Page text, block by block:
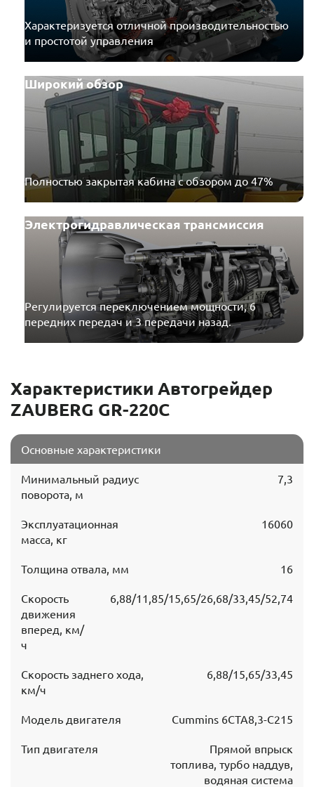
экономичным расходом горючего. Объем топливного
бака — 370 л.
Трансмиссия электрогидравлического типа 6WG180 с
технологией ZF обеспечивает удобное переключение
между 6 передними и 3 задними скоростями всего
одним рычагом. Гидравлический и механический
барабанные тормоза с разжимными колодками
установлены в качестве рабочего и стояночного.
В стандартной комплектации ZAUBERG GR-220C
предусмотрен отвал длиной 4320 мм, кирковщик и
рыхлитель. Глубина грейдирования — до 535 мм,
подъем отвала над уровнем грунта — до 410 мм с
возможным углом наклона до 90°, углом резания от
29° до 77°, боковым смещением до 815 мм в обе
Основные габариты техники: (ДхШхВ):
8950х2600х3420 мм, вес —15,8 т. Колесная база: 6100
мм, ширина колеи: 2120 мм. Установлены шины 17,5-
25-12PR (возможна замена на 13,00-24-12PR).
Максимальная скорость при движении вперед —52, 7
кондиционером. Широкий обзор на 47%
обеспечивает удобство и безопасность манипуляций.
автоматическое выравнивающее устройство и система
защиты кабины от опрокидывания ROPS Frame.
На грейдер ZAUBERG GR-220C предусмотрена гарантия
производителя 12 месяцев или 2000 моточасов
самостоятельно, в сервисных центрах бренда или
через вызов выездных бригад. Комплектующие и
ZAUBERG.
Характеризуется отличной производительностью
и простотой управления
Широкий обзор
Полностью закрытая кабина с обзором до 47%
Электрогидравлическая трансмиссия
Регулируется переключением мощности, 6
передних передач и 3 передачи назад.
Характеристики Автогрейдер
ZAUBERG GR-220C
Основные характеристики
Минимальный радиус
поворота, м
7,3
Эксплуатационная
масса, кг
16060
Толщина отвала, мм 16
Скорость
движения
вперед, км/
ч
6,88/11,85/15,65/26,68/33,45/52,74
Скорость заднего хода,
км/ч
6,88/15,65/33,45
Модель двигателя Cummins 6CTA8,3-C215
Тип двигателя
Прямой впрыск
топлива, турбо наддув,
водяная система